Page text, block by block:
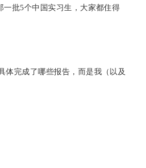
一批5个中国实习生，大家都住得
体完成了哪些报告，而是我（以及